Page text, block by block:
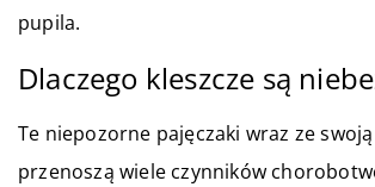
pupila.
Dlaczego kleszcze są
Te niepozorne pajęczaki wraz ze
przenoszą wiele czynników